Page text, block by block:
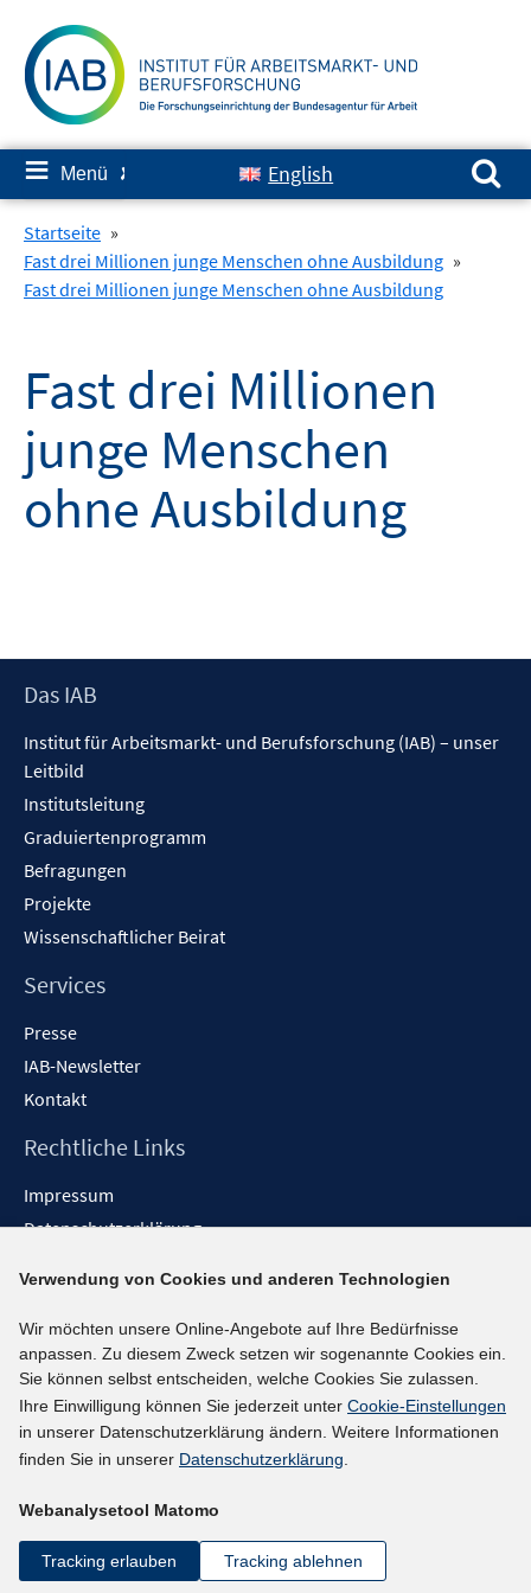
zum
Inhalt
≡ Menü ✘ English
Suchen nach:
Startseite »
Fast drei Millionen junge Menschen ohne Ausbildung »
Fast drei Millionen junge Menschen ohne Ausbildung
Fast drei Millionen
junge Menschen
ohne Ausbildung
Footer
Das IAB
Institut für Arbeitsmarkt- und Berufsforschung (IAB) – unser
Leitbild
Institutsleitung
Graduiertenprogramm
Befragungen
Projekte
Wissenschaftlicher Beirat
Services
Presse
IAB-Newsletter
Kontakt
Rechtliche Links
Impressum
Datenschutzerklärung
Barrieren melden
Social-Media-Kanäle
BlueSky
YouTube
LinkedIn
kununu
Netiquette
Verwendung von Cookies und anderen Technologien
Wir möchten unsere Online-Angebote auf Ihre Bedürfnisse
anpassen. Zu diesem Zweck setzen wir sogenannte Cookies ein.
Sie können selbst entscheiden, welche Cookies Sie zulassen.
Ihre Einwilligung können Sie jederzeit unter Cookie-Einstellungen
in unserer Datenschutzerklärung ändern. Weitere Informationen
finden Sie in unserer Datenschutzerklärung.
Webanalysetool Matomo
Tracking erlauben Tracking ablehnen